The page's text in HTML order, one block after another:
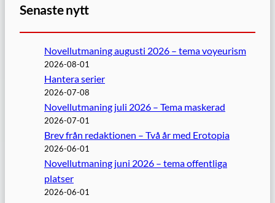
Senaste nytt
Novellutmaning augusti 2026 – tema voyeurism
2026-08-01
Hantera serier
2026-07-08
Novellutmaning juli 2026 – Tema maskerad
2026-07-01
Brev från redaktionen – Två år med Erotopia
2026-06-01
Novellutmaning juni 2026 – tema offentliga
platser
2026-06-01